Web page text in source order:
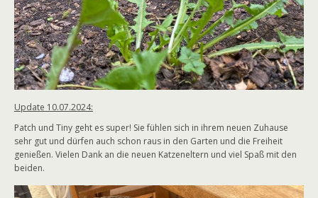
Update 10.07.2024:
Patch und Tiny geht es super! Sie fühlen sich in ihrem neuen Zuhause
sehr gut und dürfen auch schon raus in den Garten und die Freiheit
genießen. Vielen Dank an die neuen Katzeneltern und viel Spaß mit den
beiden.